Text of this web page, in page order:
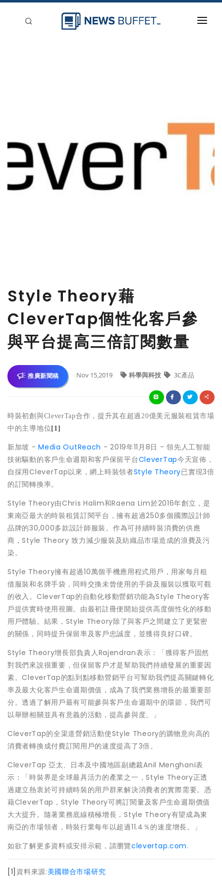
Style Theory藉
CleverTap個性化客戶參
與平台提高三倍訂閱數量
推廣新聞稿 Nov 15,2019 科學與科技 3C產品
時裝初創與CleverTap合作，提升其在超過 20億美元服裝租賃市場
中的主導地位[1]
新加坡 -Media OutReach - 2019年11月8日 - 領先人工智能
技術驅動的客戶生命週期和客戶保留平台CleverTap今天宣佈，
自採用CleverTap以來，網上時裝領者Style Theory已實現3倍
的訂閱轉換率。
Style Theory由Chris Halim和Raena Lim於2016年創立，是
東南亞最大的時裝租賃訂閱平台，擁有超過250多個國際設計師
品牌的30,000多款設計師服裝。作為可持續時裝消費的供應
商，Style Theory 致力減少服裝及紡織品市場造成的浪費及污
染。
Style Theory擁有超過10萬個手機應用程式用戶，用家每月租
借服裝和名牌手袋，同時交換未曾使用的手袋及服裝以獲取可觀
的收入。CleverTap的自動化移動營銷功能為Style Theory客
戶提供實時使用視圖。由最初註冊便開始提供高度個性化的移動
用戶體驗。結果，Style Theory除了與客戶之間建立了更緊密
的關係，同時提升保留率及客戶忠誠度，並獲得良好口碑。
Style Theory增長部負責人Rajendran表示：「獲得客戶固然
對我們來說很重要，但保留客戶才是幫助我們持續發展的重要因
素。CleverTap的點到點移動營銷平台可幫助我們提高關鍵轉化
率及最大化客戶生命週期價值，成為了我們業務增長的最重要部
分。透過了解用戶最有可能參與客戶生命週期中的環節，我們可
以舉辦相關並具有意義的活動，提高參與度。」
CleverTap的全渠道營銷活動使Style Theory的購物意向高的
消費者轉換成付費訂閱用戶的速度提高了3倍。
CleverTap 亞太、日本及中國地區副總裁Anil Menghani表
示：「時裝界是全球最具活力的產業之一，Style Theory正透
過建立熱衷於可持續時裝的用戶群來解決消費者的實際需要。憑
藉CleverTap，Style Theory可將訂閱量及客戶生命週期價值
大大提升。隨著業務底線積極增長，Style Theory有望成為東
南亞的市場領者，時裝行業每年以超過11.4％的速度增長。」
如欲了解更多資料或安排示範，請瀏覽clevertap.com.
[1] 資料來源:美國聯合市場研究